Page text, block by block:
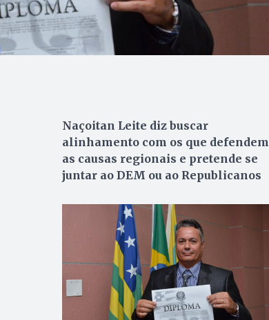
Naçoitan Leite diz buscar
alinhamento com os que defendem
as causas regionais e pretende se
juntar ao DEM ou ao Republicanos